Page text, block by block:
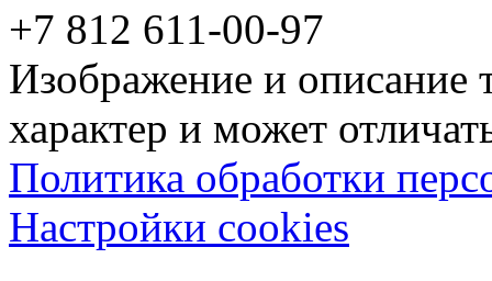
+7 812 611-00-97
Изображение и описание
характер и может
Политика обработки
Настройки cookies